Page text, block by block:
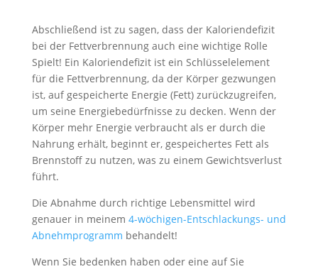
Abschließend ist zu sagen, dass der Kaloriendefizit
bei der Fettverbrennung auch eine wichtige Rolle
Spielt! Ein Kaloriendefizit ist ein Schlüsselelement
für die Fettverbrennung, da der Körper gezwungen
ist, auf gespeicherte Energie (Fett) zurückzugreifen,
um seine Energiebedürfnisse zu decken. Wenn der
Körper mehr Energie verbraucht als er durch die
Nahrung erhält, beginnt er, gespeichertes Fett als
Brennstoff zu nutzen, was zu einem Gewichtsverlust
führt.
Die Abnahme durch richtige Lebensmittel wird
genauer in meinem 4-wöchigen-Entschlackungs- und
Abnehmprogramm behandelt!
Wenn Sie bedenken haben oder eine auf Sie